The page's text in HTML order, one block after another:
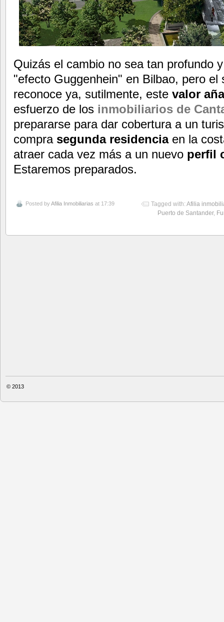
Quizás el cambio no sea tan profundo
"efecto Guggenhein" en Bilbao, pero el
reconoce ya, sutilmente, este valor
esfuerzo de los inmobiliarios de
prepararse para dar cobertura a un
compra segunda residenciaen la
atraer cada vez más a un nuevo perfil
Estaremos preparados.
Posted byAfilia Inmobiliarias at 17:39 Tagged with: Afilia
Puerto de Santander,
© 2013